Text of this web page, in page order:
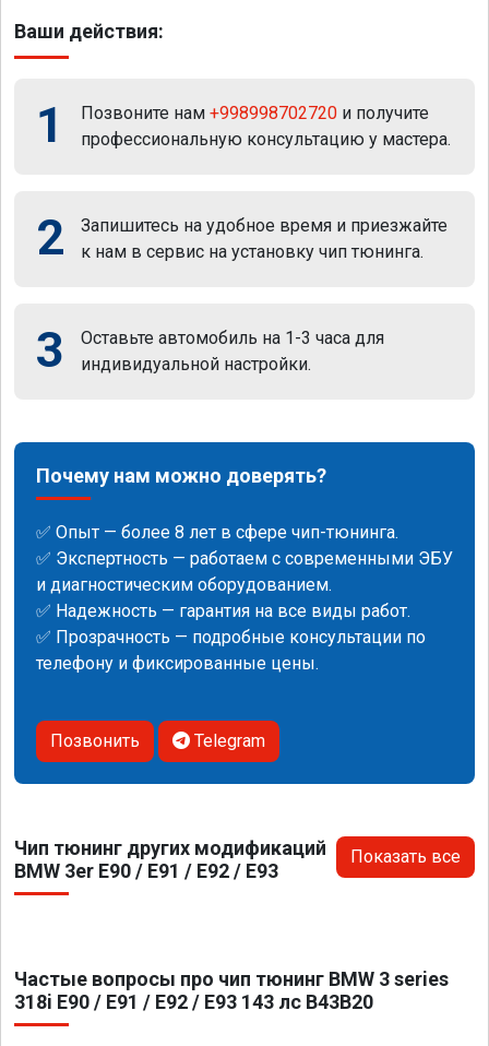
Ваши действия:
1 Позвоните нам +998998702720 и получите
профессиональную консультацию у мастера.
2
Запишитесь на удобное время и приезжайте
к нам в сервис на установку чип тюнинга.
3
Оставьте автомобиль на 1-3 часа для
индивидуальной настройки.
Почему нам можно доверять?
✅ Опыт — более 8 лет в сфере чип-тюнинга.
✅ Экспертность — работаем с современными ЭБУ
и диагностическим оборудованием.
✅ Надежность — гарантия на все виды работ.
✅ Прозрачность — подробные консультации по
телефону и фиксированные цены.
Позвонить Telegram
Чип тюнинг других модификаций
BMW 3er E90 / E91 / E92 / E93
Показать все
Частые вопросы про чип тюнинг BMW 3 series
318i E90 / E91 / E92 / E93 143 лс B43B20